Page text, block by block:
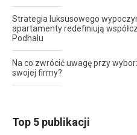
Strategia luksusowego
apartamenty redefiniują
Podhalu
Na co zwrócić uwagę przy
swojej firmy?
Top 5 publikacji